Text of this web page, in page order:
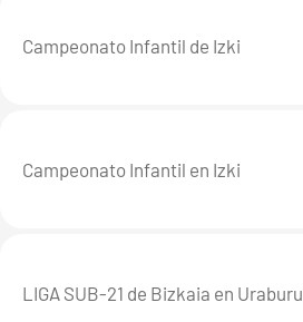
Campeonato Infantil de Izki
Campeonato Infantil en Izki
LIGA SUB-21 de Bizkaia en Uraburu